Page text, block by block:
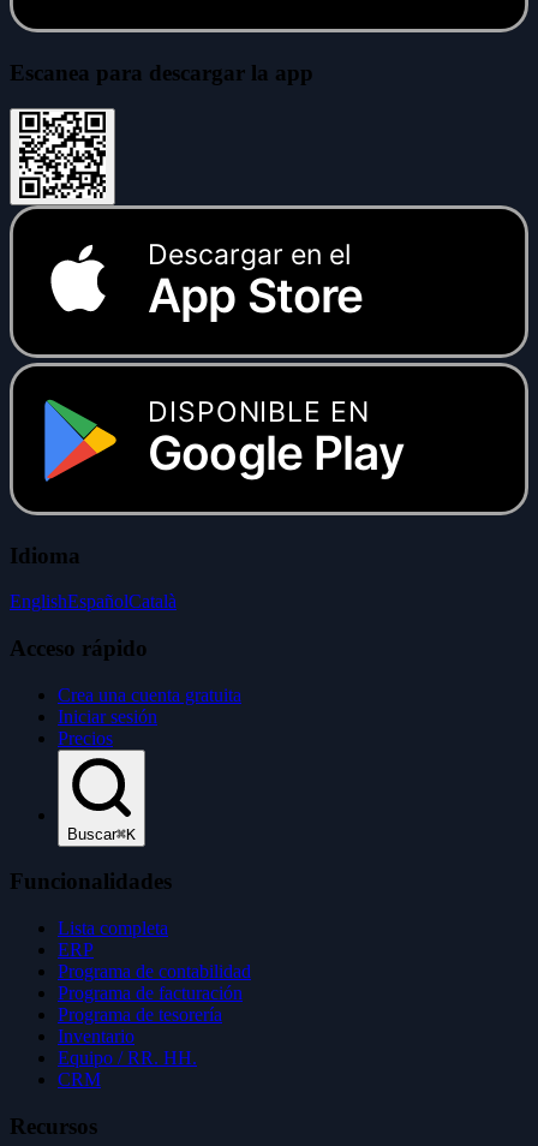
Escanea para descargar la app
Descargar en el
App Store
DISPONIBLE EN
Google Play
Idioma
EnglishEspañolCatalà
Acceso rápido
Crea una cuenta gratuita
Iniciar sesión
Precios
Buscar⌘K
Funcionalidades
Lista completa
ERP
Programa de contabilidad
Programa de facturación
Programa de tesorería
Inventario
Equipo / RR. HH.
CRM
Recursos